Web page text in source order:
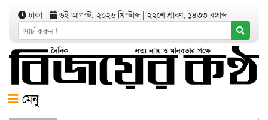
ঢাকা ৬ই আগস্ট, ২০২৬ খ্রিস্টাব্দ| ২২শে শ্রাবণ, ১৪৩৩ বঙ্গাব্দ
মেনু